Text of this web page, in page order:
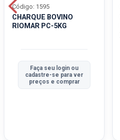
CHARQUE BOVINO
RIOMAR PC-5KG
Código: 1595
Faça seu login ou
cadastre-se para ver
preços e comprar